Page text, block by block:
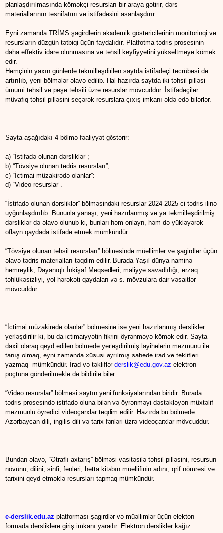
planlaşdırılmasında köməkçi resursları bir araya gətirir, dərs
materiallarının təsnifatını və istifadəsini asanlaşdırır.
Eyni zamanda TRİMS şagirdlərin akademik göstəricilərinin monitorinqi və
resursların düzgün tətbiqi üçün faydalıdır. Platfotma tədris prosesinin
daha effektiv idarə olunmasına və təhsil keyfiyyətini yüksəltməyə kömək
edir.
Həmçinin yaxın günlərdə təkmilləşdirilən saytda istifadəçi təcrübəsi də
artırılıb, yeni bölmələr əlavə edilib. Hal-hazırda saytda iki təhsil pilləsi –
ümumi təhsil və peşə təhsili üzrə resurslar mövcuddur. İstifadəçilər
müvafiq təhsil pilləsini seçərək resurslara çıxış imkanı əldə edə bilərlər.
Sayta aşağıdakı 4 bölmə fəaliyyət göstərir:
a) “İstifadə olunan dərsliklər”;
b) “Tövsiyə olunan tədris resursları”;
c) “İctimai müzakirədə olanlar”;
d) “Video resurslar”.
“İstifadə olunan dərsliklər” bölməsindəki resurslar 2024-2025-ci tədris ilinə
uyğunlaşdırılıb. Bununla yanaşı, yeni hazırlanmış və ya təkmilləşdirilmiş
dərsliklər də əlavə olunub ki, bunları həm onlayn, həm də yükləyərək
oflayn qaydada istifadə etmək mümkündür.
“Tövsiyə olunan təhsil resursları” bölməsində müəllimlər və şagirdlər üçün
əlavə tədris materialları təqdim edilir. Burada Yaşıl dünya naminə
həmrəylik, Dayanıqlı İnkişaf Məqsədləri, maliyyə savadlılığı, ərzaq
təhlükəsizliyi, yol-hərəkəti qaydaları və s. mövzulara dair vəsaitlər
mövcuddur.
“İctimai müzakirədə olanlar” bölməsinə isə yeni hazırlanmış dərsliklər
yerləşdirilir ki, bu da ictimaiyyətin fikrini öyrənməyə kömək edir. Sayta
daxil olaraq qeyd edilən bölmədə yerləşdirilmiş layihələrin məzmunu ilə
tanış olmaq, eyni zamanda xüsusi ayrılmış sahədə irad və təklifləri
yazmaq mümkündür. İrad və təkliflərderslik@edu.gov.az elektron
poçtuna göndərilməklə də bildirilə bilər.
“Video resurslar” bölməsi saytın yeni funksiyalarından biridir. Burada
tədris prosesində istifadə oluna bilən və öyrənməyi dəstəkləyən müxtəlif
məzmunlu öyrədici videoçarxlar təqdim edilir. Hazırda bu bölmədə
Azərbaycan dili, ingilis dili və tarix fənləri üzrə videoçarxlar mövcuddur.
Bundan əlavə, “Ətraflı axtarış” bölməsi vasitəsilə təhsil pilləsini, resursun
növünu, dilini, sinfi, fənləri, hətta kitabın müəllifinin adını, qrif nömrəsi və
tarixini qeyd etməklə resursları tapmaq mümkündür.
e-derslik.edu.az platforması şagirdlər və müəllimlər üçün elekton
formada dərsliklərə giriş imkanı yaradır. Elektron dərsliklər kağız